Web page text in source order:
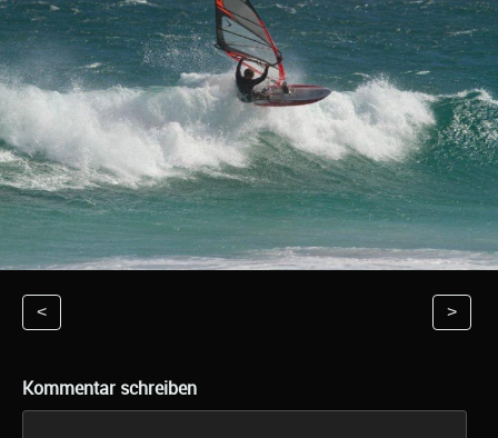
< >
Kommentar schreiben